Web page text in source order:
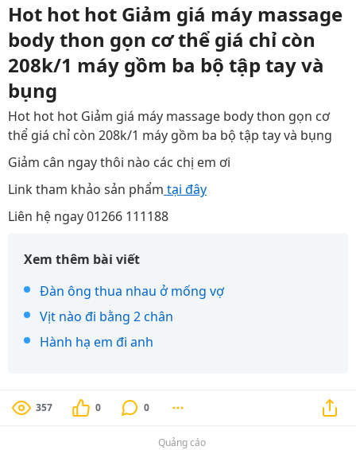
Hot hot hot Giảm giá máy massage
body thon gọn cơ thể giá chỉ còn
208k/1 máy gồm ba bộ tập tay và
bụng
Hot hot hot Giảm giá máy massage body thon gọn cơ
thể giá chỉ còn 208k/1 máy gồm ba bộ tập tay và bụng
Giảm cân ngay thôi nào các chị em ơi
Link tham khảo sản phẩm tại đây
Liên hệ ngay 01266 111188
Xem thêm bài viết
Đàn ông thua nhau ở mống vợ
Vịt nào đi bằng 2 chân
Hành hạ em đi anh
357 0 0
Quảng cáo